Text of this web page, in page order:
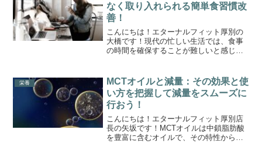
なく取り入れられる簡単食習慣改
善！
こんにちは！エターナルフィット厚別の
大橋です！現代の忙しい生活では、食事
の時間を確保することが難しいと感じる
やエネルギーの向上、集中力の向上に大
きく寄与します。今回は、...
栄養
MCTオイルと減量：その効果と使
い方を把握して減量をスムーズに
行おう！
こんにちは！エターナルフィット厚別店
長の矢坂です！MCTオイルは中鎖脂肪酸
を豊富に含むオイルで、その特性から